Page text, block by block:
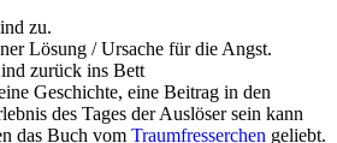
zu.
Lösung / Ursache für die Angst.
zurück ins Bett
Geschichte, eine Beitrag in den
des Tages der Auslöser sein kann
das Buch vom Traumfresserchen geliebt.